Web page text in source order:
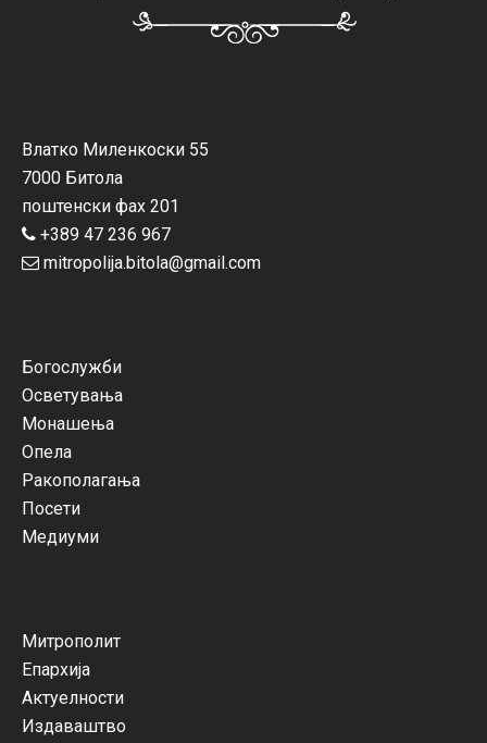
Влатко Миленкоски 55
7000 Битола
поштенски фах 201
+389 47 236 967
mitropolija.bitola@gmail.com
Богослужби
Осветувања
Монашења
Опела
Ракополагања
Посети
Медиуми
Митрополит
Епархија
Актуелности
Издаваштво